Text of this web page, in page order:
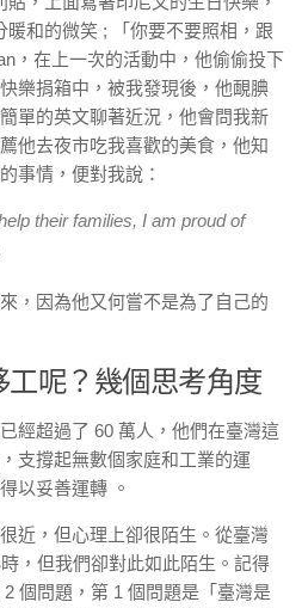
和的微笑 ; 「你要不要照相，跟
，在上一次的活動中，他偷偷投下
樂捐箱中，被我發現後，他靦腆
單的英文聊著近況，他會問我新
他去夜市吃我喜歡的美食，他知
事情，便對我說：
their families, I am proud of
，因為他又何嘗不是為了自己的
呢？幾個思考角度
經超過了 60 萬人，他們在臺灣這
支撐起無數個家庭和工業的運
以妥善運轉 。
近，但心理上卻很陌生。從臺灣
，但我們卻對此如此陌生。記得
2 個問題，第 1 個問題是「臺灣是